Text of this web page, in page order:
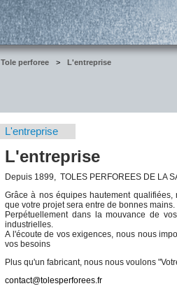
Tole perforee > L'entreprise
L'entreprise
L'entreprise
Depuis 1899, TOLES PERFOREES DE LA
Grâce à nos équipes hautement
que votre projet sera entre de bonnes mains.
Perpétuellement dans la mouvance de
industrielles.
A l'écoute de vos exigences, nous nous
vos besoins
Plus qu'un fabricant, nous nous voulons "
contact@tolesperforees.fr